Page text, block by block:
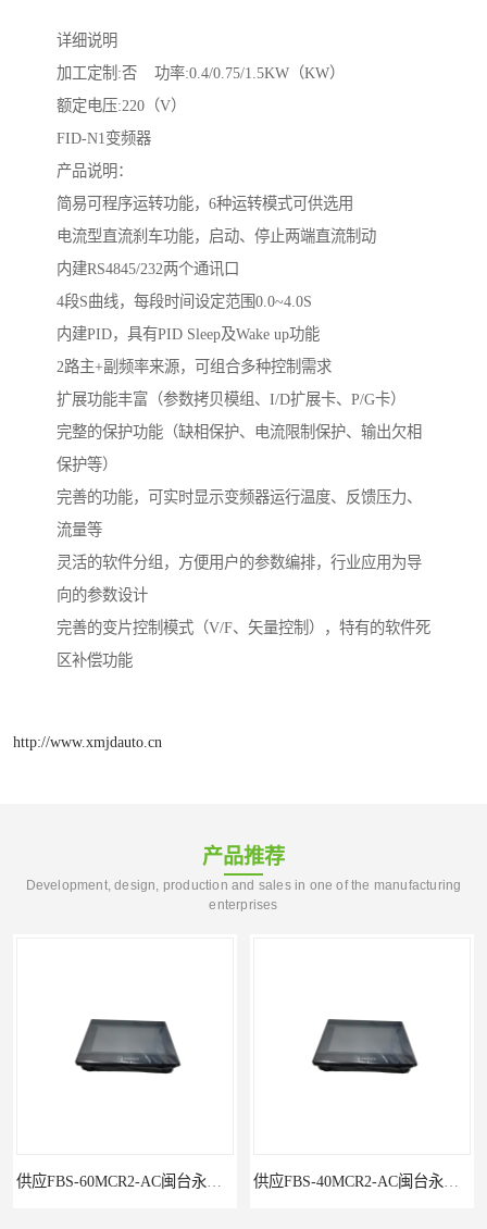
详细说明
加工定制:否 功率:0.4/0.75/1.5KW（KW）
额定电压:220（V）
FID-N1变频器
产品说明：
简易可程序运转功能，6种运转模式可供选用
电流型直流刹车功能，启动、停止两端直流制动
内建RS4845/232两个通讯口
4段S曲线，每段时间设定范围0.0~4.0S
内建PID，具有PID Sleep及Wake up功能
2路主+副频率来源，可组合多种控制需求
扩展功能丰富（参数拷贝模组、I/D扩展卡、P/G卡）
完整的保护功能（缺相保护、电流限制保护、输出欠相
保护等）
完善的功能，可实时显示变频器运行温度、反馈压力、
流量等
灵活的软件分组，方便用户的参数编排，行业应用为导
向的参数设计
完善的变片控制模式（V/F、矢量控制），特有的软件死
区补偿功能
http://www.xmjdauto.cn
产品推荐
Development, design, production and sales in one of the manufacturing
enterprises